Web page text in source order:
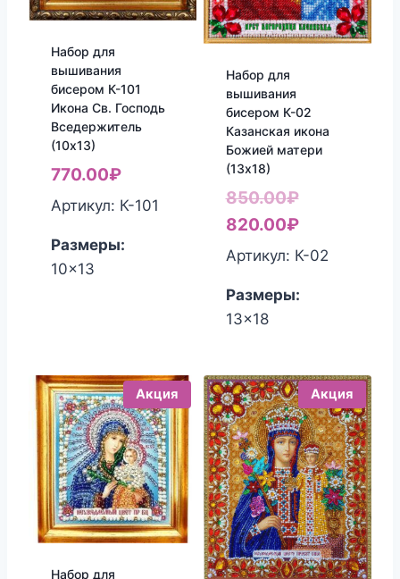
Набор для
вышивания
бисером К-101
Икона Св. Господь
Вседержитель
(10х13)
770.00₽
Артикул: К-101
Размеры:
10x13
Набор для
вышивания
бисером К-02
Казанская икона
Божией матери
(13х18)
850.00₽
цена
составляла
820.00₽Текущая
цена:
Артикул: К-02
Размеры:
13x18
Акция
Набор для
Акция